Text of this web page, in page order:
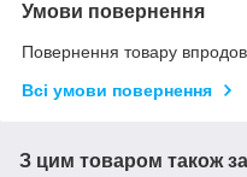
Умови повернення
Повернення товару
Всі умови повернення
З цим товаром також